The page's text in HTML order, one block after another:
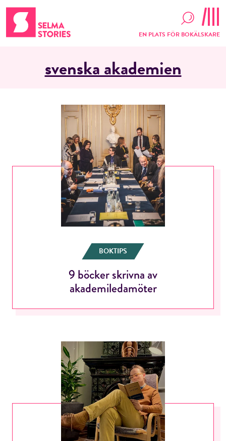
EN PLATS FÖR BOKÄLSKARE
svenska akademien
BOKTIPS
9 böcker skrivna av
akademiledamöter